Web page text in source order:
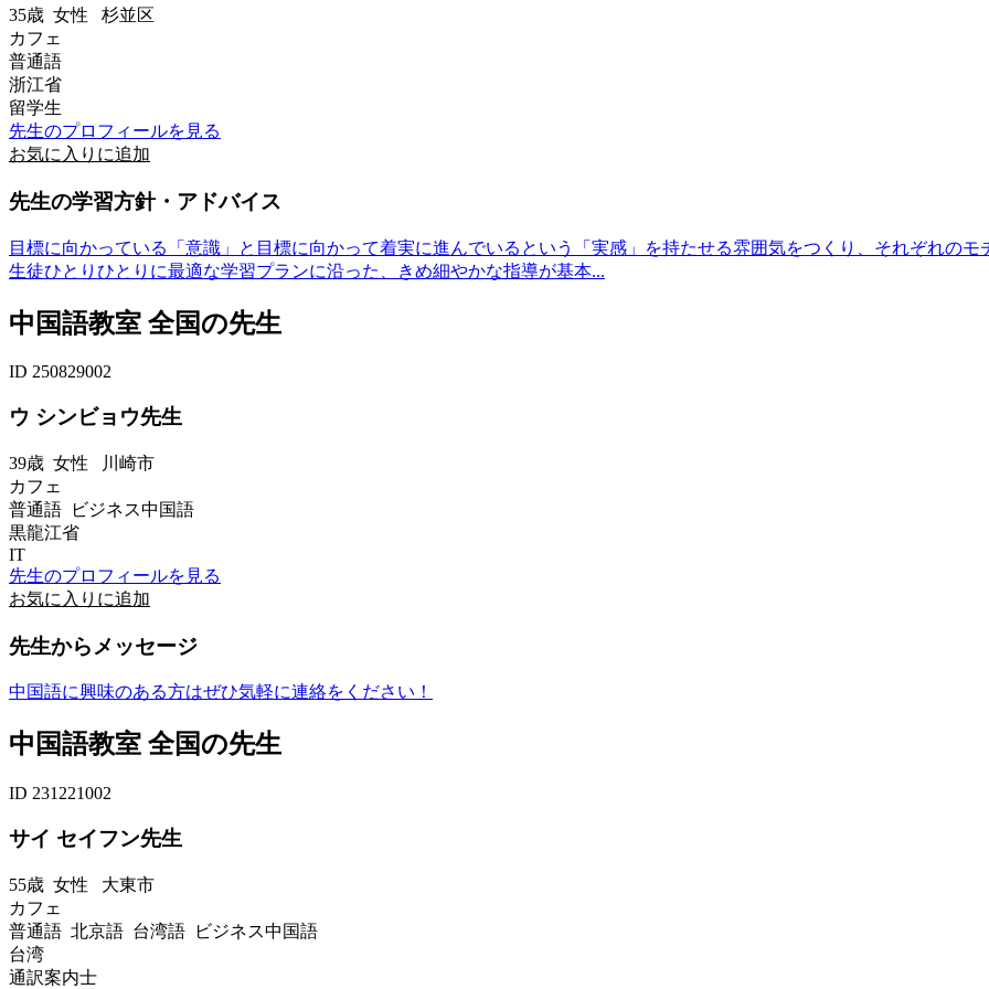
35歳 女性 杉並区
カフェ
普通語
浙江省
留学生
先生のプロフィールを見る
お気に入りに追加
先生の学習方針・アドバイス
目標に向かっている「意識」と目標に向かって着実に進んでいるという「実感」を持たせる雰囲気をつくり、それぞれのモ
生徒ひとりひとりに最適な学習プランに沿った、きめ細やかな指導が基本...
中国語教室 全国の先生
ID 250829002
ウ シンビョウ先生
39歳 女性 川崎市
カフェ
普通語 ビジネス中国語
黒龍江省
IT
先生のプロフィールを見る
お気に入りに追加
先生からメッセージ
中国語に興味のある方はぜひ気軽に連絡をください！
中国語教室 全国の先生
ID 231221002
サイ セイフン先生
55歳 女性 大東市
カフェ
普通語 北京語 台湾語 ビジネス中国語
台湾
通訳案内士